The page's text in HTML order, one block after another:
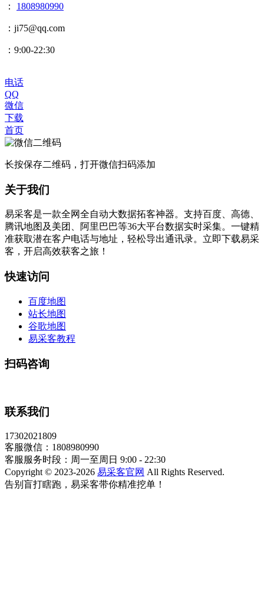
： 1808980990
：ji75@qq.com
：9:00-22:30
电话
QQ
微信
下载
首页
长按保存二维码，打开微信扫码添加
关于我们
易采客是一款全网全自动大数据拓客神器。支持百度、高德、
腾讯地图及美团、阿里巴巴等36大平台数据实时采集。一键精
准获取潜在客户电话与地址，轻松导出通讯录。立即下载易采
客，开启高效获客之旅！
快速访问
百度地图
站长地图
谷歌地图
易采客教程
扫码咨询
联系我们
17302021809
客服微信：1808980990
客服服务时段：周一至周日 9:00 - 22:30
Copyright © 2023-2026 易采客官网 All Rights Reserved.
告别盲打瞎跑，易采客带你精准挖单！